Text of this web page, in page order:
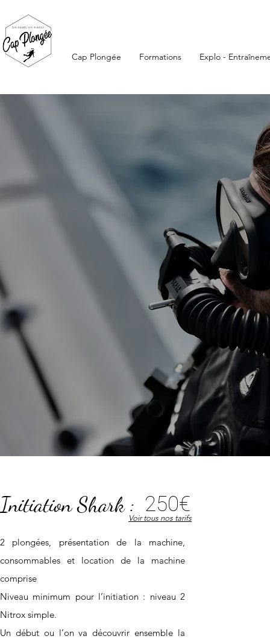
Cap Plongée Formations Explo -
Initiation Shark :
2 plongées, présentation de la machine,
consommables et location de la machine
comprise
Niveau minimum pour l’initiation : niveau 2
Nitrox simple.
Un début ou l’on va découvrir ensemble la
250€
Voir tous nos tarifs